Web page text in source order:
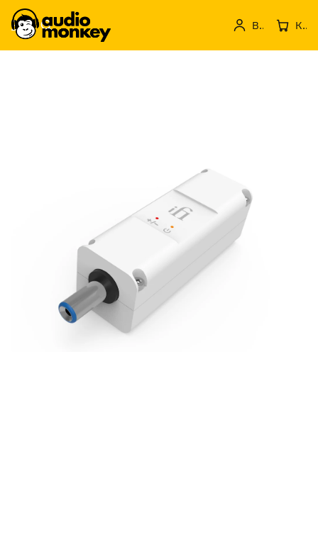
Вход Кошница с продукти